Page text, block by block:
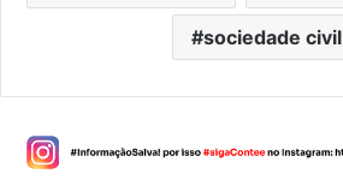
sociedade civil